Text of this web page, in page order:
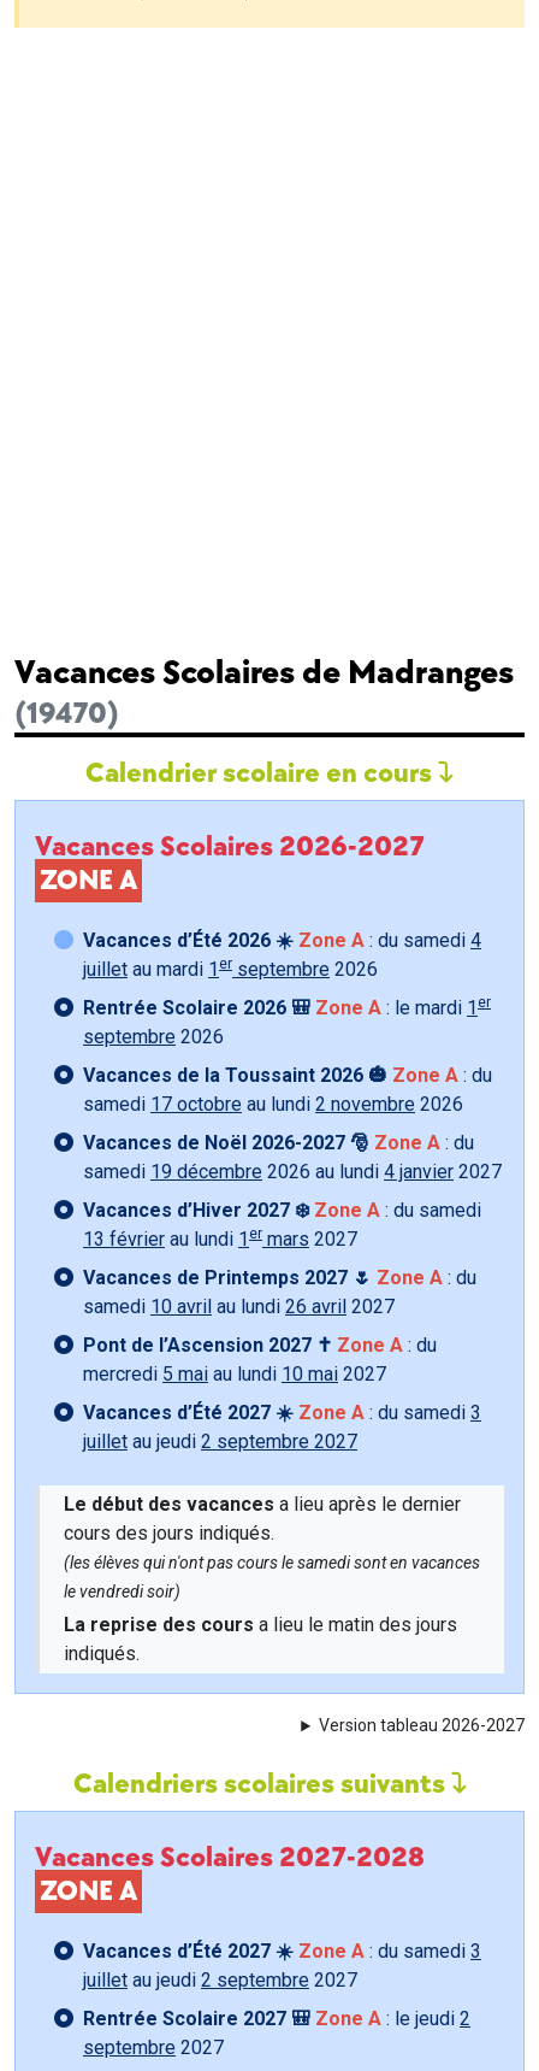
Vacances Scolaires de Madranges
(19470)
Calendrier scolaire en cours
Vacances Scolaires 2026-2027
ZONE A
Vacances d’Été 2026 ☀️ Zone A : du samedi 4
juillet au mardi 1 er septembre 2026
Rentrée Scolaire 2026 🎒 Zone A : le mardi 1 er
septembre 2026
Vacances de la Toussaint 2026 🎃 Zone A : du
samedi 17 octobre au lundi 2 novembre 2026
Vacances de Noël 2026-2027 🎅 Zone A : du
samedi 19 décembre 2026 au lundi 4 janvier 2027
Vacances d’Hiver 2027 ❄️ Zone A : du samedi
13 février au lundi 1 er mars 2027
Vacances de Printemps 2027 🌷 Zone A : du
samedi 10 avril au lundi 26 avril 2027
Pont de l’Ascension 2027 ✝️ Zone A : du
mercredi 5 mai au lundi 10 mai 2027
Vacances d’Été 2027 ☀️ Zone A : du samedi 3
juillet au jeudi 2 septembre 2027
Le début des vacances a lieu après le dernier
cours des jours indiqués.
(les élèves qui n'ont pas cours le samedi sont en vacances
le vendredi soir)
La reprise des cours a lieu le matin des jours
indiqués.
Version tableau 2026-2027
Calendriers scolaires suivants
Vacances Scolaires 2027-2028
ZONE A
Vacances d’Été 2027 ☀️ Zone A : du samedi 3
juillet au jeudi 2 septembre 2027
Rentrée Scolaire 2027 🎒 Zone A : le jeudi 2
septembre 2027